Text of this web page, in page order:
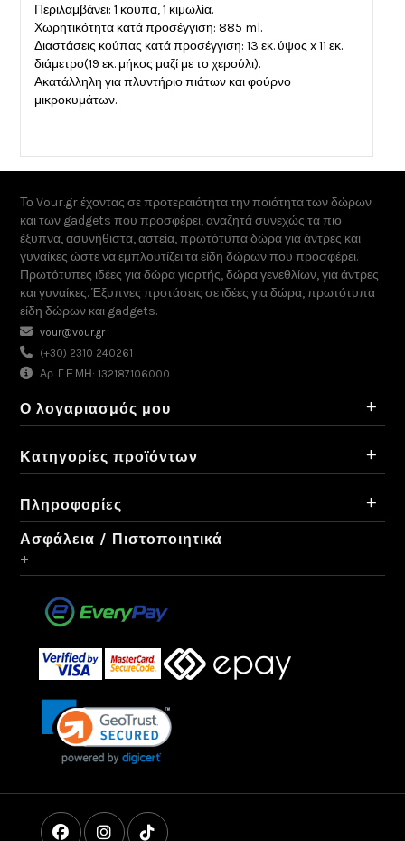
Περιλαμβάνει: 1 κούπα, 1 κιμωλία.
Χωρητικότητα κατά προσέγγιση: 885 ml.
Διαστάσεις κούπας κατά προσέγγιση: 13 εκ. ύψος x 11 εκ.
διάμετρο(19 εκ. μήκος μαζί με το χερούλι).
Ακατάλληλη για πλυντήριο πιάτων και φούρνο
μικροκυμάτων.
Το Vour.gr έχοντας σε προτεραιότητα την ποιότητα των δώρων
και των gadgets που προσφέρει, αναζητά συνεχώς τα πιο
έξυπνα, ασυνήθιστα, αστεία, πρωτότυπα δώρα για άντρες και
γυναίκες ώστε να εμπλουτίζει τα είδη δώρων που προσφέρει.
Πρωτότυπες ιδέες για δώρα γιορτής, δώρα γενεθλίων, για άντρες
και γυναίκες. Έξυπνες προτάσεις σε ιδέες για δώρα, πρωτότυπα
είδη δώρων και gadgets.
vour@vour.gr
(+30) 2310 240261
Αρ. Γ.Ε.ΜΗ: 132187106000
Ο λογαριασμός μου +
Κατηγορίες προϊόντων +
Πληροφορίες +
Ασφάλεια / Πιστοποιητικά
+